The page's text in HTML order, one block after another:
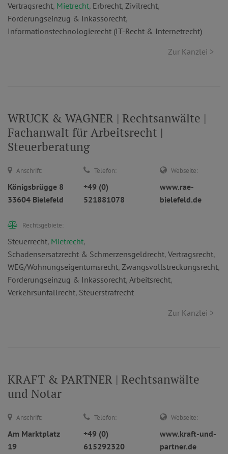
Vertragsrecht, Mietrecht, Erbrecht, Zivilrecht,
Forderungseinzug & Inkassorecht,
Informationstechnologierecht (IT-Recht & Internetrecht)
Zur Kanzlei >
WRUCK & WAGNER | Rechtsanwälte |
Fachanwalt für Arbeitsrecht |
Steuerberatung
Anschrift:
Königsbrügge 8
33604 Bielefeld
Telefon:
+49 (0)
521881078
Webseite:
www.rae-
bielefeld.de
Rechtsgebiete:
Steuerrecht, Mietrecht,
Schadensersatzrecht & Schmerzensgeldrecht, Vertragsrecht,
WEG/Wohnungseigentumsrecht, Zwangsvollstreckungsrecht,
Forderungseinzug & Inkassorecht, Arbeitsrecht,
Verkehrsunfallrecht, Steuerstrafrecht
Zur Kanzlei >
KRAFT & PARTNER | Rechtsanwälte
und Notar
Anschrift:
Am Marktplatz
19
Telefon:
+49 (0)
615292320
Webseite:
www.kraft-und-
partner.de